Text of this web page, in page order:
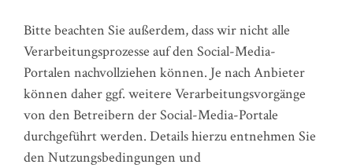
Bitte beachten Sie außerdem, dass wir nicht alle
Verarbeitungsprozesse auf den Social-Media-
Portalen nachvollziehen können. Je nach Anbieter
können daher ggf. weitere Verarbeitungsvorgänge
von den Betreibern der Social-Media-Portale
durchgeführt werden. Details hierzu entnehmen Sie
den Nutzungsbedingungen und